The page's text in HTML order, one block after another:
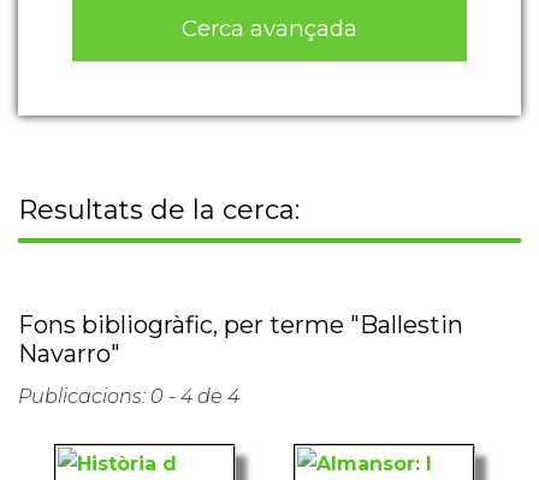
Cerca avançada
Resultats de la cerca:
Fons bibliogràfic, per terme "Ballestin
Navarro"
Publicacions: 0 - 4 de 4